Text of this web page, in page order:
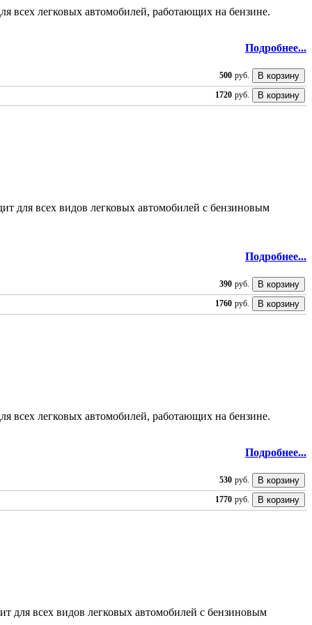
всех легковых автомобилей, работающих на бензине.
Подробнее...
500 руб.
1720 руб.
для всех видов легковых автомобилей с бензиновым
Подробнее...
390 руб.
1760 руб.
всех легковых автомобилей, работающих на бензине.
Подробнее...
530 руб.
1770 руб.
для всех видов легковых автомобилей с бензиновым